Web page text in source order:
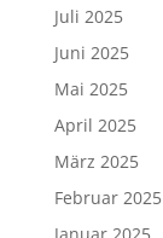
Juli 2025
Juni 2025
Mai 2025
April 2025
März 2025
Februar 2025